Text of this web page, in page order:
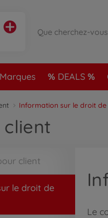
Marques DEALS
Information sur le droit
client
client
le droit de
Le